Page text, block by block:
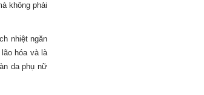
không phải
nhiệt ngăn
hóa và là
da phụ nữ